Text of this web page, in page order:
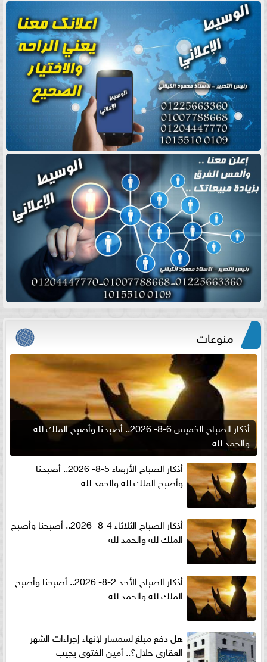
منوعات
أذكار الصباح الخميس 6-8- 2026.. أصبحنا وأصبح الملك لله
والحمد لله
أذكار الصباح الأربعاء 5-8- 2026.. أصبحنا
وأصبح الملك لله والحمد لله
أذكار الصباح الثلاثاء 4-8- 2026.. أصبحنا وأصبح
الملك لله والحمد لله
أذكار الصباح الأحد 2-8- 2026.. أصبحنا وأصبح
الملك لله والحمد لله
هل دفع مبلغ لسمسار لإنهاء إجراءات الشهر
العقارى حلال؟.. أمين الفتوى يجيب